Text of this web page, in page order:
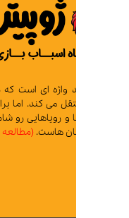
واژه ای است که مفاهیم
می کند. اما برای ما واژه
(مطالعه بیشتر…)